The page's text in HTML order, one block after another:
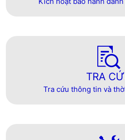
TRA
Tra cứu thông tin và